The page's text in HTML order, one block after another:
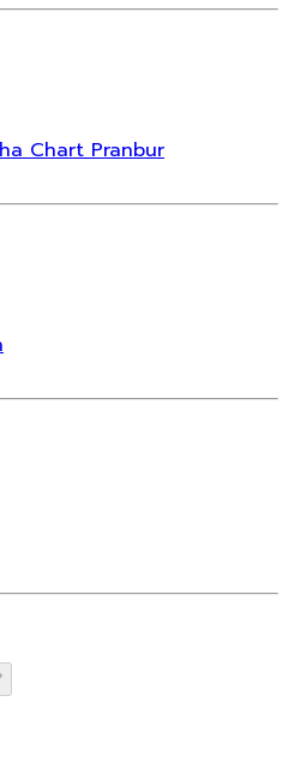
Chart Pranbur